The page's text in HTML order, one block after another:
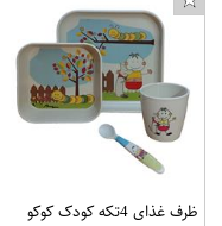
ظرف غذای 4تکه کودک کوکو